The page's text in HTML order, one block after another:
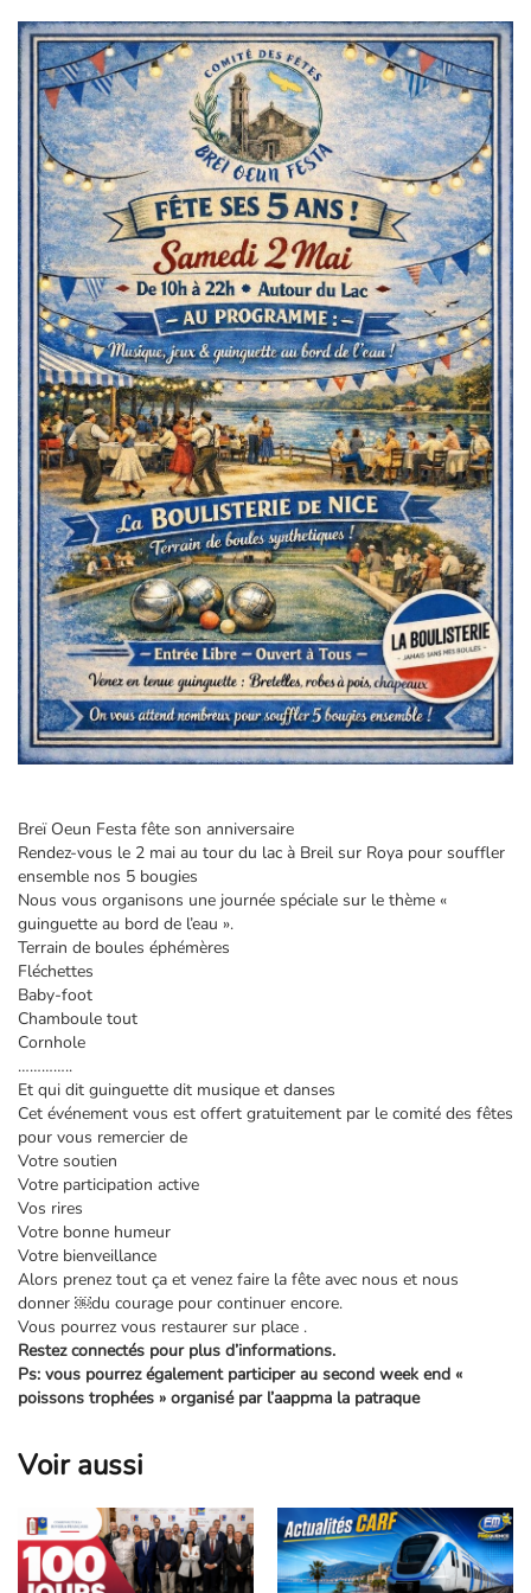
Breï Oeun Festa fête son anniversaire
Rendez-vous le 2 mai au tour du lac à Breil sur Roya pour souffler
ensemble nos 5 bougies
Nous vous organisons une journée spéciale sur le thème «
guinguette au bord de l’eau ».
Terrain de boules éphémères
Fléchettes
Baby-foot
Chamboule tout
Cornhole
…………..
Et qui dit guinguette dit musique et danses
Cet événement vous est offert gratuitement par le comité des fêtes
pour vous remercier de
Votre soutien
Votre participation active
Vos rires
Votre bonne humeur
Votre bienveillance
Alors prenez tout ça et venez faire la fête avec nous et nous
donner ￼du courage pour continuer encore.
Vous pourrez vous restaurer sur place .
Restez connectés pour plus d’informations.
Ps: vous pourrez également participer au second week end «
poissons trophées » organisé par l’aappma la patraque
Voir aussi